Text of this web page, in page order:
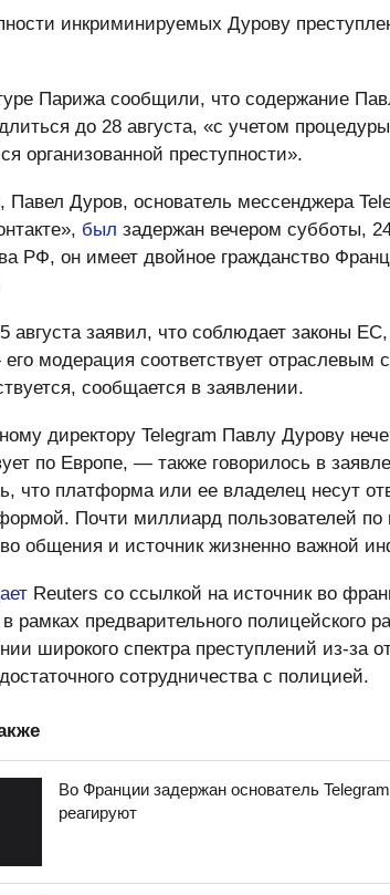
инкриминируемых Дурову
Парижа сообщили, что содержание
до 28 августа, «с учетом
организованной преступности».
Дуров, основатель мессенджера
был задержан вечером субботы,
РФ, он имеет двойное гражданство
августа заявил, что соблюдает законы
модерация соответствует отраслевым
сообщается в заявлении.
директору Telegram Павлу Дурову
по Европе, — также говорилось в
что платформа или ее владелец несут
Почти миллиард пользователей
общения и источник жизненно важной
Reuters со ссылкой на источник во
рамках предварительного полицейского
широкого спектра преступлений из-за
сотрудничества с полицией.
Во Франции задержан основатель
реагируют